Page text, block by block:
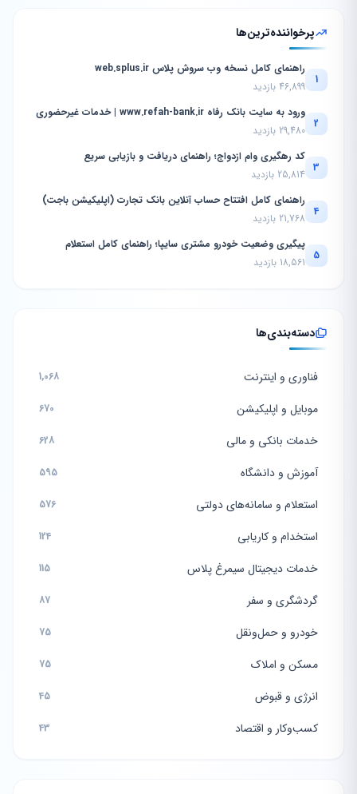
پرخواننده‌ترین‌ها
1
راهنمای کامل نسخه وب سروش پلاس web.splus.ir
46,899 بازدید
2
ورود به سایت بانک رفاه www.refah-bank.ir | خدمات غیرحضوری
29,480 بازدید
3
کد رهگیری وام ازدواج؛ راهنمای دریافت و بازیابی سریع
25,814 بازدید
4
راهنمای کامل افتتاح حساب آنلاین بانک تجارت (اپلیکیشن باجت)
21,768 بازدید
5
پیگیری وضعیت خودرو مشتری سایپا؛ راهنمای کامل استعلام
18,561 بازدید
دسته‌بندی‌ها
فناوری و اینترنت 1,068
موبایل و اپلیکیشن 670
خدمات بانکی و مالی 628
آموزش و دانشگاه 595
استعلام و سامانه‌های دولتی 576
استخدام و کاریابی 124
خدمات دیجیتال سیمرغ پلاس 115
گردشگری و سفر 87
خودرو و حمل‌ونقل 75
مسکن و املاک 75
انرژی و قبوض 45
کسب‌وکار و اقتصاد 43